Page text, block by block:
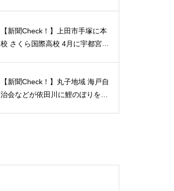
【新聞Check！】上田市手塚に本
校 さくら国際高校 4月に宇都宮動
【新聞Check！】丸子地域 海戸自
治会などが依田川に鯉のぼりを掲